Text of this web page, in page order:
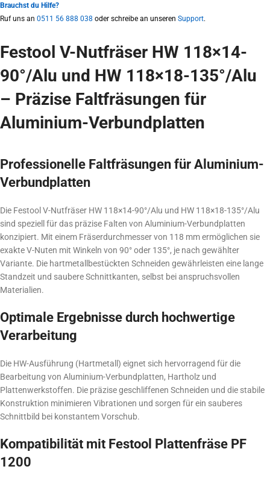
Brauchst du Hilfe?
Ruf uns an 0511 56 888 038 oder schreibe an unseren Support.
Festool V-Nutfräser HW 118×14-
90°/Alu und HW 118×18-135°/Alu
– Präzise Faltfräsungen für
Aluminium-Verbundplatten
Professionelle Faltfräsungen für Aluminium-
Verbundplatten
Die Festool V-Nutfräser HW 118×14-90°/Alu und HW 118×18-135°/Alu
sind speziell für das präzise Falten von Aluminium-Verbundplatten
konzipiert. Mit einem Fräserdurchmesser von 118 mm ermöglichen sie
exakte V-Nuten mit Winkeln von 90° oder 135°, je nach gewählter
Variante. Die hartmetallbestückten Schneiden gewährleisten eine lange
Standzeit und saubere Schnittkanten, selbst bei anspruchsvollen
Materialien.
Optimale Ergebnisse durch hochwertige
Verarbeitung
Die HW-Ausführung (Hartmetall) eignet sich hervorragend für die
Bearbeitung von Aluminium-Verbundplatten, Hartholz und
Plattenwerkstoffen. Die präzise geschliffenen Schneiden und die stabile
Konstruktion minimieren Vibrationen und sorgen für ein sauberes
Schnittbild bei konstantem Vorschub.
Kompatibilität mit Festool Plattenfräse PF
1200